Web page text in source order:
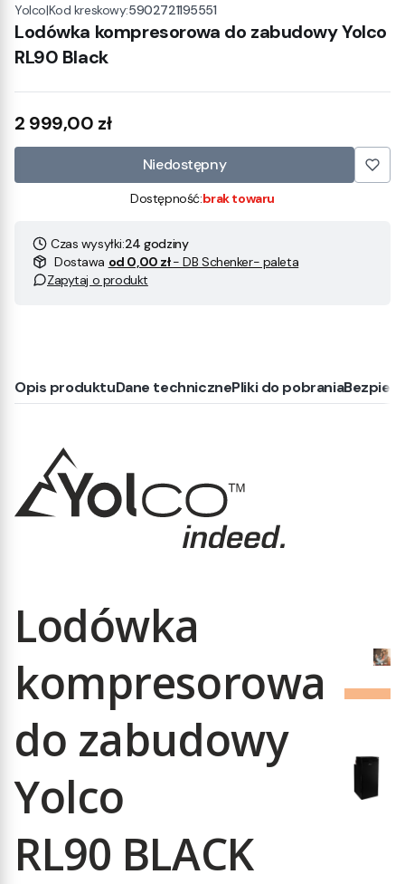
Yolco|Kod kreskowy:5902721195551
Lodówka kompresorowa do zabudowy Yolco
RL90 Black
Cena
2 999,00 zł
Niedostępny
Dostępność:brak towaru
Czas wysyłki:24 godziny
Dostawa od 0,00 zł- DB Schenker- paleta
Zapytaj o produkt
Opis produktuDane technicznePliki do pobrania
Lodówka
kompresorowa
do zabudowy
Yolco
RL90 BLACK